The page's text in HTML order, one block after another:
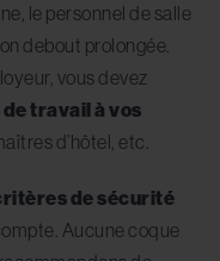
le personnel de salle
debout prolongée.
vous devez
travail à vos
d’hôtel, etc.
de sécurité
Aucune coque